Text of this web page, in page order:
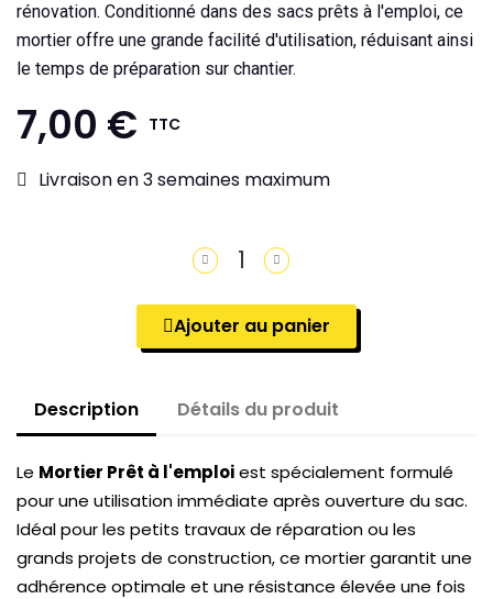
rénovation. Conditionné dans des sacs prêts à l'emploi, ce
mortier offre une grande facilité d'utilisation, réduisant ainsi
le temps de préparation sur chantier.
7,00 € TTC
Livraison en 3 semaines maximum
Ajouter au panier
Description Détails du produit
Le Mortier Prêt à l'emploiest spécialement formulé
pour une utilisation immédiate après ouverture du sac.
Idéal pour les petits travaux de réparation ou les
grands projets de construction, ce mortier garantit une
adhérence optimale et une résistance élevée une fois